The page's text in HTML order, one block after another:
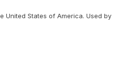
United States of America. Used by